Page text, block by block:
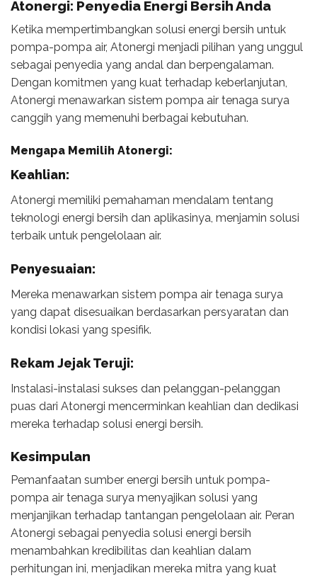
Atonergi: Penyedia Energi Bersih Anda
Ketika mempertimbangkan solusi energi bersih untuk
pompa-pompa air, Atonergi menjadi pilihan yang unggul
sebagai penyedia yang andal dan berpengalaman.
Dengan komitmen yang kuat terhadap keberlanjutan,
Atonergi menawarkan sistem pompa air tenaga surya
canggih yang memenuhi berbagai kebutuhan.
Mengapa Memilih Atonergi:
Keahlian:
Atonergi memiliki pemahaman mendalam tentang
teknologi energi bersih dan aplikasinya, menjamin solusi
terbaik untuk pengelolaan air.
Penyesuaian:
Mereka menawarkan sistem pompa air tenaga surya
yang dapat disesuaikan berdasarkan persyaratan dan
kondisi lokasi yang spesifik.
Rekam Jejak Teruji:
Instalasi-instalasi sukses dan pelanggan-pelanggan
puas dari Atonergi mencerminkan keahlian dan dedikasi
mereka terhadap solusi energi bersih.
Kesimpulan
Pemanfaatan sumber energi bersih untuk pompa-
pompa air tenaga surya menyajikan solusi yang
menjanjikan terhadap tantangan pengelolaan air. Peran
Atonergi sebagai penyedia solusi energi bersih
menambahkan kredibilitas dan keahlian dalam
perhitungan ini, menjadikan mereka mitra yang kuat